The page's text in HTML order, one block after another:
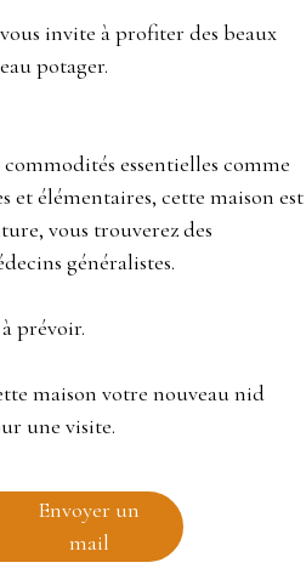
invite à profiter des beaux
potager.
essentielles comme
et élémentaires, cette maison est
vous trouverez des
généralistes.
prévoir.
maison votre nouveau nid
une visite.
Envoyer un
mail